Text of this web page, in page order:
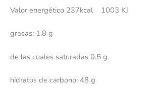
Valor energético 237kcal 1003 KJ
grasas: 1.8 g
de las cuales saturadas 0.5 g
hidratos de carbono: 48 g